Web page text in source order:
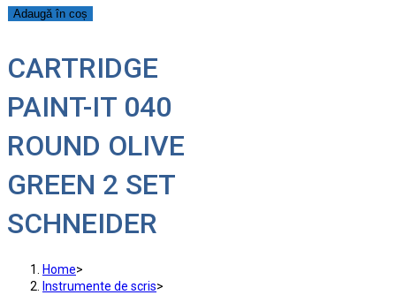
Adaugă în coș
CARTRIDGE
PAINT-IT 040
ROUND OLIVE
GREEN 2 SET
SCHNEIDER
Home>
Instrumente de scris>